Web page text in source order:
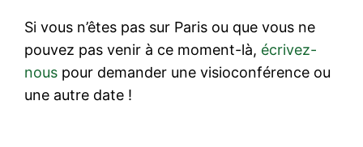
Si vous n’êtes pas sur Paris ou que vous ne
pouvez pas venir à ce moment-là, écrivez-
nous pour demander une visioconférence ou
une autre date !